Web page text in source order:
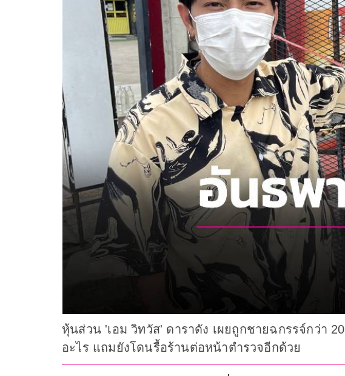
หุ้นส่วน 'เอม วิทวัส' ดาราดัง เผยถูกชายฉกรรจ์กว่า
อะไร แถมยังโดนรื้อร้านต่อหน้าตำรวจอีกด้วย